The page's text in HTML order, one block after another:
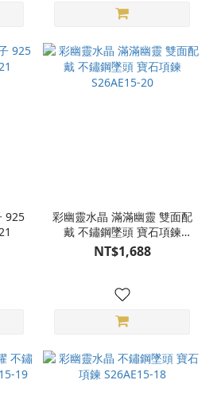
925
彩幽靈水晶 滿滿幽靈 雙面配
戴 不鏽鋼墜頭 寶石項鍊
S26AE15-20
NT$1,688